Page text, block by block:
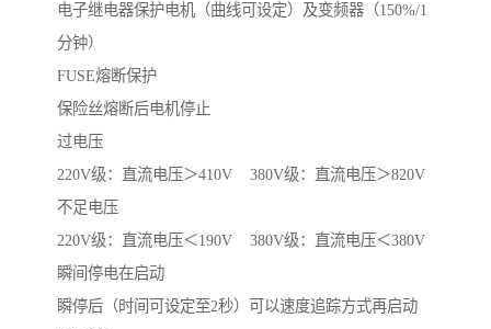
电子继电器保护电机（曲线可设定）及变频器（150%/1
分钟）
FUSE熔断保护
保险丝熔断后电机停止
过电压
220V级：直流电压＞410V 380V级：直流电压＞820V
不足电压
220V级：直流电压＜190V 380V级：直流电压＜380V
瞬间停电在启动
瞬停后（时间可设定至2秒）可以速度追踪方式再启动